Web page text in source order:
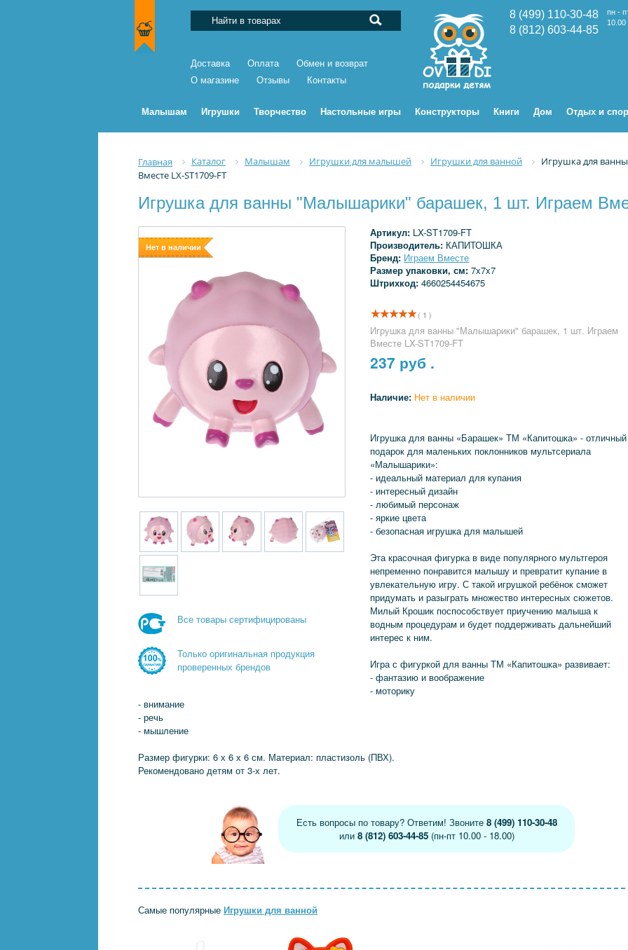
Доставка Оплата
Обмен и возврат
О магазине
Отзывы Контакты
8 (499) 110-30-48
пн -
10.00
8 (812) 603-44-85
Малышам Игрушки Творчество Настольные игры Конструкторы Книги Дом Отдых и
Главная Каталог Малышам Игрушки для малышей Игрушки для ванной
Игрушка для
Вместе LX-ST1709-FT
Игрушка для ванны "Малышарики" барашек, 1 шт. Играем
Нет в наличии
Все товары сертифицированы
Только оригинальная продукция
проверенных брендов
Артикул: LX-ST1709-FT
Производитель: КАПИТОШКА
Бренд: Играем Вместе
Размер упаковки, см:7x7x7
Штрихкод:4660254454675
( 1 )
Игрушка для ванны "Малышарики" барашек, 1 шт. Играем
Вместе LX-ST1709-FT
237 руб .
Наличие: Нет в наличии
Игрушка для ванны «Барашек» ТМ «Капитошка» - отличный
подарок для маленьких поклонников мультсериала
«Малышарики»:
- идеальный материал для купания
- интересный дизайн
- любимый персонаж
- яркие цвета
- безопасная игрушка для малышей
Эта красочная фигурка в виде популярного мультгероя
непременно понравится малышу и превратит купание в
увлекательную игру. С такой игрушкой ребёнок сможет
придумать и разыграть множество интересных сюжетов.
Милый Крошик поспособствует приучению малыша к
водным процедурам и будет поддерживать дальнейший
интерес к ним.
Игра с фигуркой для ванны ТМ «Капитошка» развивает:
- фантазию и воображение
- моторику
- внимание
- речь
- мышление
Размер фигурки: 6 х 6 х 6 см. Материал: пластизоль (ПВХ).
Рекомендовано детям от 3-х лет.
Есть вопросы по товару? Ответим! Звоните 8 (499) 110-30-48
или 8 (812) 603-44-85(пн-пт 10.00 - 18.00)
Самые популярные Игрушки для ванной